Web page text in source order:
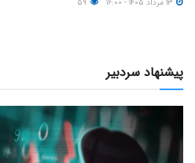
پیشنهاد سردبیر